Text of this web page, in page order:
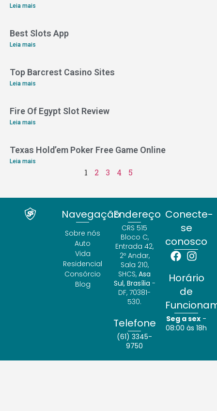
Leia mais
Best Slots App
Leia mais
Top Barcrest Casino Sites
Leia mais
Fire Of Egypt Slot Review
Leia mais
Texas Hold’em Poker Free Game Online
Leia mais
1 2 3 4 5
Navegação
Sobre nós
Auto
Vida
Residencial
Consórcio
Blog
Endereço
CRS 515
Bloco C,
Entrada 42,
2º Andar,
Sala 210,
SHCS, Asa
Sul, Brasília -
DF, 70381-
530.
Telefone
(61) 3345-
9750
Conecte-
se
conosco
Horário
de
Seg a sex -
08:00 às 18h